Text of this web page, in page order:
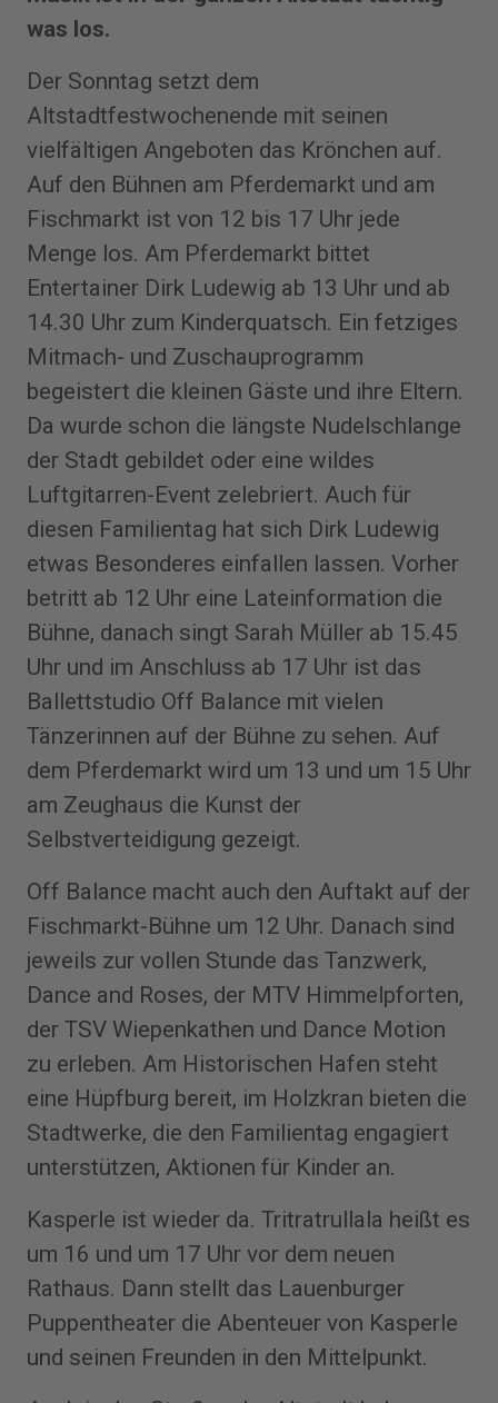
was los.
Der Sonntag setzt dem
Altstadtfestwochenende mit seinen
vielfältigen Angeboten das Krönchen auf.
Auf den Bühnen am Pferdemarkt und am
Fischmarkt ist von 12 bis 17 Uhr jede
Menge los. Am Pferdemarkt bittet
Entertainer Dirk Ludewig ab 13 Uhr und ab
14.30 Uhr zum Kinderquatsch. Ein fetziges
Mitmach- und Zuschauprogramm
begeistert die kleinen Gäste und ihre Eltern.
Da wurde schon die längste Nudelschlange
der Stadt gebildet oder eine wildes
Luftgitarren-Event zelebriert. Auch für
diesen Familientag hat sich Dirk Ludewig
etwas Besonderes einfallen lassen. Vorher
betritt ab 12 Uhr eine Lateinformation die
Bühne, danach singt Sarah Müller ab 15.45
Uhr und im Anschluss ab 17 Uhr ist das
Ballettstudio Off Balance mit vielen
Tänzerinnen auf der Bühne zu sehen. Auf
dem Pferdemarkt wird um 13 und um 15 Uhr
am Zeughaus die Kunst der
Selbstverteidigung gezeigt.
Off Balance macht auch den Auftakt auf der
Fischmarkt-Bühne um 12 Uhr. Danach sind
jeweils zur vollen Stunde das Tanzwerk,
Dance and Roses, der MTV Himmelpforten,
der TSV Wiepenkathen und Dance Motion
zu erleben. Am Historischen Hafen steht
eine Hüpfburg bereit, im Holzkran bieten die
Stadtwerke, die den Familientag engagiert
unterstützen, Aktionen für Kinder an.
Kasperle ist wieder da. Tritratrullala heißt es
um 16 und um 17 Uhr vor dem neuen
Rathaus. Dann stellt das Lauenburger
Puppentheater die Abenteuer von Kasperle
und seinen Freunden in den Mittelpunkt.